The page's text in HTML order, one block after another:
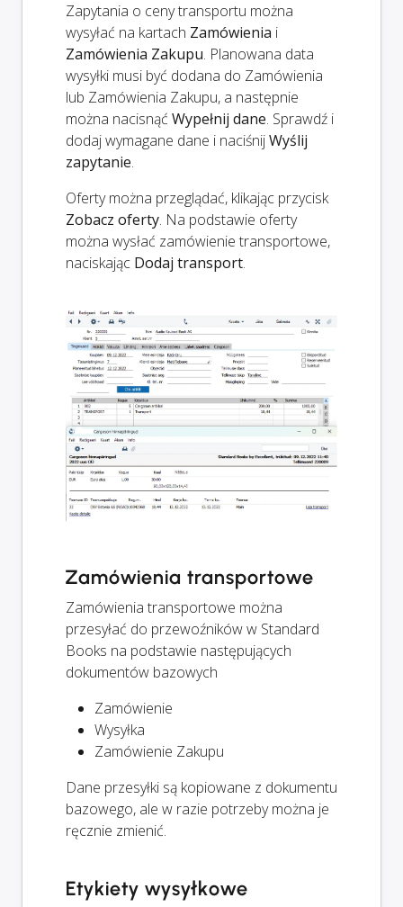
Zapytania o ceny transportu można
wysyłać na kartach Zamówienia i
Zamówienia Zakupu. Planowana data
wysyłki musi być dodana do Zamówienia
lub Zamówienia Zakupu, a następnie
można nacisnąć Wypełnij dane. Sprawdź i
dodaj wymagane dane i naciśnijWyślij
zapytanie.
Oferty można przeglądać, klikając przycisk
Zobacz oferty. Na podstawie oferty
można wysłać zamówienie transportowe,
naciskając Dodaj transport.
Zamówienia transportowe
Zamówienia transportowe można
przesyłać do przewoźników w Standard
Books na podstawie następujących
dokumentów bazowych
Zamówienie
Wysyłka
Zamówienie Zakupu
Dane przesyłki są kopiowane z dokumentu
bazowego, ale w razie potrzeby można je
ręcznie zmienić.
Etykiety wysyłkowe